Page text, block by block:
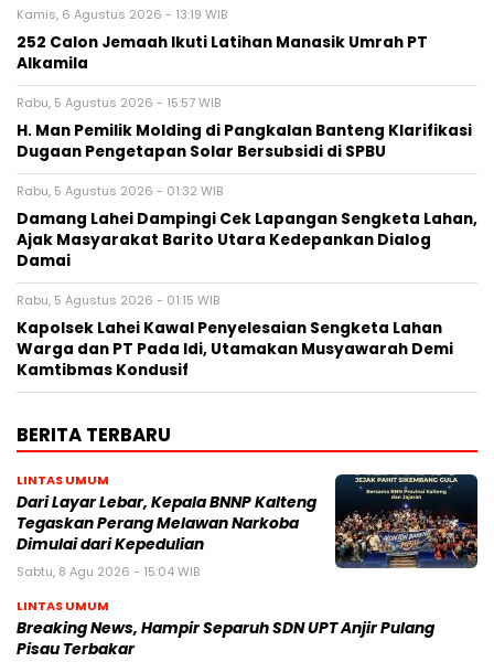
Kamis, 6 Agustus 2026 - 13:19 WIB
252 Calon Jemaah Ikuti Latihan Manasik Umrah PT
Alkamila
Rabu, 5 Agustus 2026 - 15:57 WIB
H. Man Pemilik Molding di Pangkalan Banteng Klarifikasi
Dugaan Pengetapan Solar Bersubsidi di SPBU
Rabu, 5 Agustus 2026 - 01:32 WIB
Damang Lahei Dampingi Cek Lapangan Sengketa Lahan,
Ajak Masyarakat Barito Utara Kedepankan Dialog
Damai
Rabu, 5 Agustus 2026 - 01:15 WIB
Kapolsek Lahei Kawal Penyelesaian Sengketa Lahan
Warga dan PT Pada Idi, Utamakan Musyawarah Demi
Kamtibmas Kondusif
BERITA TERBARU
LINTAS UMUM
Dari Layar Lebar, Kepala BNNP Kalteng
Tegaskan Perang Melawan Narkoba
Dimulai dari Kepedulian
Sabtu, 8 Agu 2026 - 15:04 WIB
LINTAS UMUM
Breaking News, Hampir Separuh SDN UPT Anjir Pulang
Pisau Terbakar